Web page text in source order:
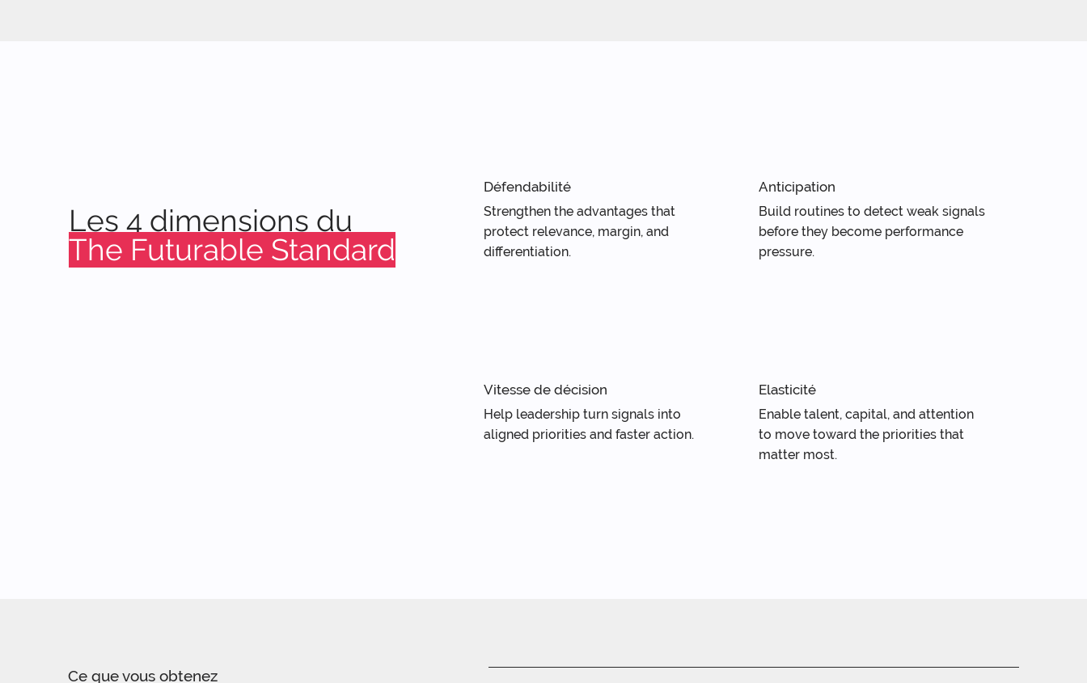
Les 4 dimensions du
The Futurable Standard
Défendabilité
Strengthen the advantages that
protect relevance, margin, and
differentiation.
Anticipation
Build routines to detect weak signals
before they become performance
pressure.
Vitesse de décision
Help leadership turn signals into
aligned priorities and faster action.
Elasticité
Enable talent, capital, and attention
to move toward the priorities that
matter most.
Ce que vous obtenez